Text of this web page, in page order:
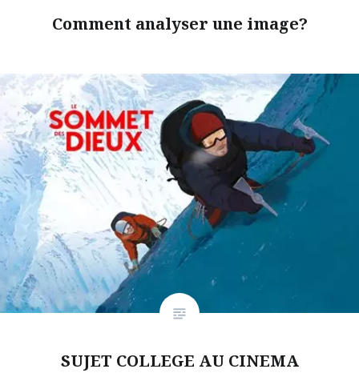
Comment analyser une image?
SUJET COLLEGE AU CINEMA